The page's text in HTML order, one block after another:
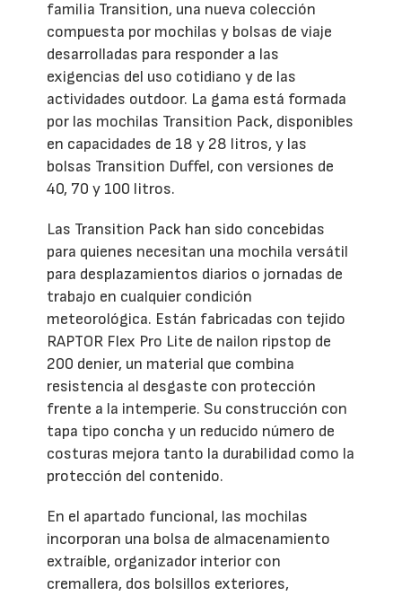
familia Transition, una nueva colección
compuesta por mochilas y bolsas de viaje
desarrolladas para responder a las
exigencias del uso cotidiano y de las
actividades outdoor. La gama está formada
por las mochilas Transition Pack, disponibles
en capacidades de 18 y 28 litros, y las
bolsas Transition Duffel, con versiones de
40, 70 y 100 litros.
Las Transition Pack han sido concebidas
para quienes necesitan una mochila versátil
para desplazamientos diarios o jornadas de
trabajo en cualquier condición
meteorológica. Están fabricadas con tejido
RAPTOR Flex Pro Lite de nailon ripstop de
200 denier, un material que combina
resistencia al desgaste con protección
frente a la intemperie. Su construcción con
tapa tipo concha y un reducido número de
costuras mejora tanto la durabilidad como la
protección del contenido.
En el apartado funcional, las mochilas
incorporan una bolsa de almacenamiento
extraíble, organizador interior con
cremallera, dos bolsillos exteriores,